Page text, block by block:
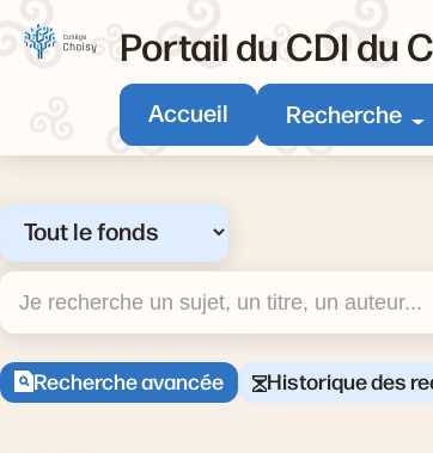
Portail du CDI du
Accueil Recherche
Sélectionner un type de recherche
Recherche
Recherche avancée Historique des